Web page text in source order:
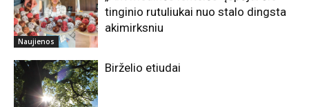
Naujienos
tinginio rutuliukai nuo stalo dingsta
akimirksniu
Birželio etiudai